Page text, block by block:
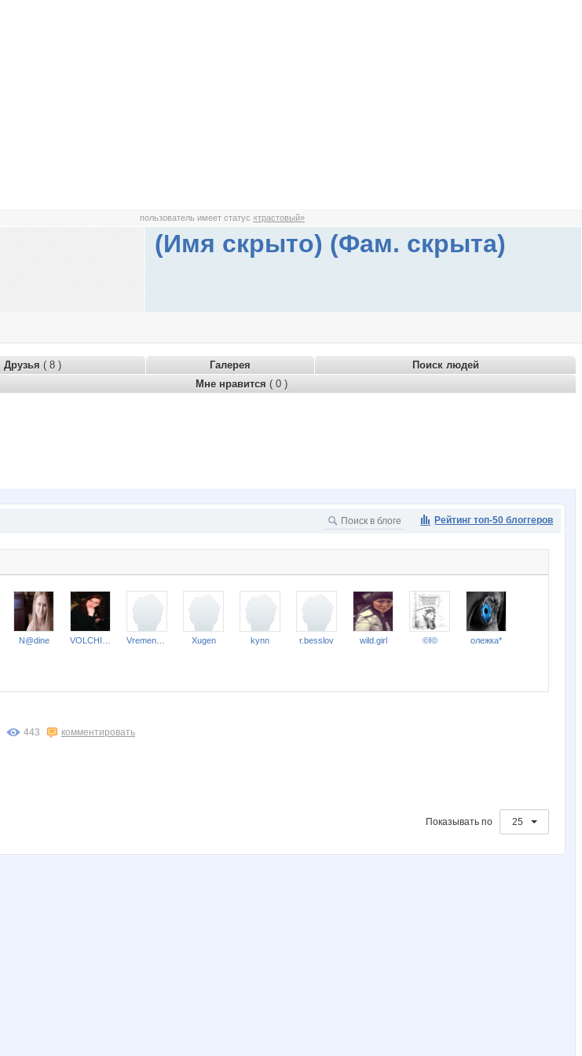
пользователь имеет статус«трастовый»
(Имя скрыто) (Фам. скрыта)
Друзья ( 8 ) Галерея
Поиск людей
Мне нравится ( 0 )
Рейтинг топ-50 блоггеров
N@dine Xugen kynn r.besslov wild.girl ©I© олежка*
443 комментировать
25
Показывать по